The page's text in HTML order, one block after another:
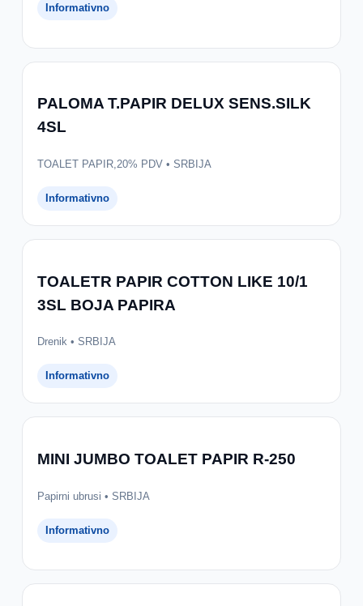
Informativno
PALOMA T.PAPIR DELUX SENS.SILK
4SL
TOALET PAPIR,20% PDV • SRBIJA
Informativno
TOALETR PAPIR COTTON LIKE 10/1
3SL BOJA PAPIRA
Drenik • SRBIJA
Informativno
MINI JUMBO TOALET PAPIR R-250
Papirni ubrusi • SRBIJA
Informativno